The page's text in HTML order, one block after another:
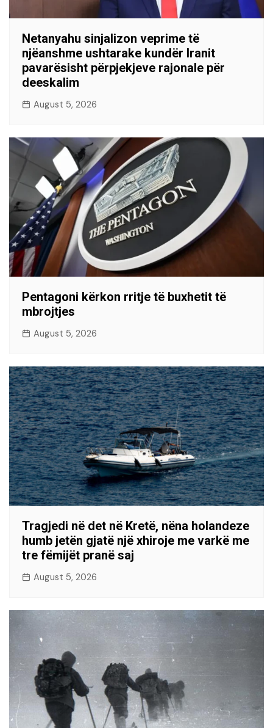
Netanyahu sinjalizon veprime të
njëanshme ushtarake kundër Iranit
pavarësisht përpjekjeve rajonale për
deeskalim
August 5, 2026
Pentagoni kërkon rritje të buxhetit të
mbrojtjes
August 5, 2026
Tragjedi në det në Kretë, nëna holandeze
humb jetën gjatë një xhiroje me varkë me
tre fëmijët pranë saj
August 5, 2026